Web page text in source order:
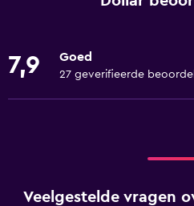
7,9 Goed
27 geverifieerde
Veelgestelde vragen